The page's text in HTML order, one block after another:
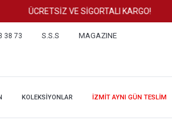
ÜCRETSİZ VE SİGORTALI KARGO!
38 73 S.S.S MAGAZINE
KOLEKSİYONLAR İZMİT AYNI GÜN TESLİM